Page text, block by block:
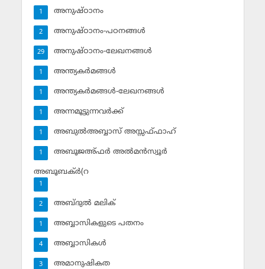
അനുഷ്ഠാനം
1
അനുഷ്ഠാനം-പഠനങ്ങള്‍
2
അനുഷ്ഠാനം-ലേഖനങ്ങള്‍
29
അന്ത്യകര്‍മങ്ങള്‍
1
അന്ത്യകര്‍മങ്ങള്‍-ലേഖനങ്ങള്‍
1
അന്നമൂട്ടുന്നവര്‍ക്ക്
1
അബുല്‍അബ്ബാസ് അസ്സഫ്ഫാഹ്‌
1
അബൂജഅ്ഫര്‍ അല്‍മന്‍സ്വൂര്‍
1
അബൂബക്ര്‍(റ
1
അബ്ദുല്‍ മലിക്‌
2
അബ്ബാസികളുടെ പതനം
1
അബ്ബാസികള്‍
4
അമാനുഷികത
3